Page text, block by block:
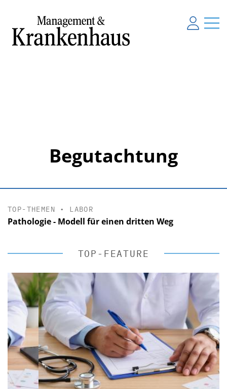
Begutachtung
TOP-THEMEN • LABOR
Pathologie - Modell für einen dritten Weg
TOP-FEATURE